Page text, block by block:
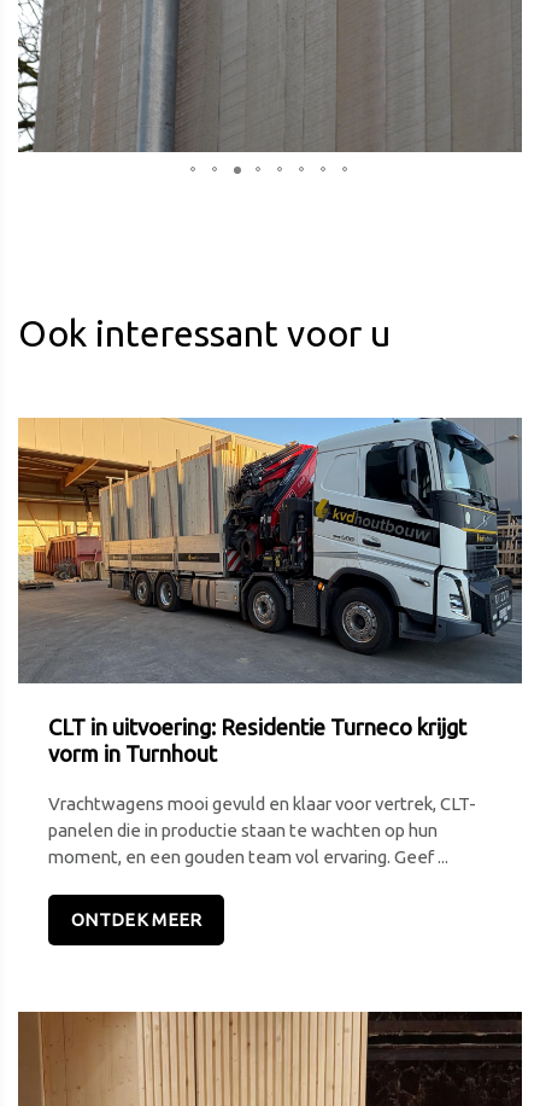
Ook interessant voor u
CLT in uitvoering: Residentie Turneco krijgt
vorm in Turnhout
Vrachtwagens mooi gevuld en klaar voor vertrek, CLT-
panelen die in productie staan te wachten op hun
moment, en een gouden team vol ervaring. Geef ...
ONTDEK MEER